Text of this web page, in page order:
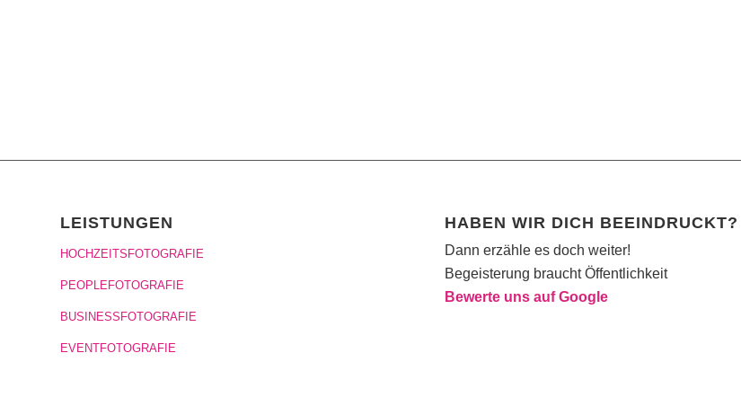
LEISTUNGEN
HOCHZEITSFOTOGRAFIE
PEOPLEFOTOGRAFIE
BUSINESSFOTOGRAFIE
EVENTFOTOGRAFIE
HABEN WIR DICH BEEINDRUCKT?
Dann erzähle es doch weiter!
Begeisterung braucht Öffentlichkeit
Bewerte uns auf Google